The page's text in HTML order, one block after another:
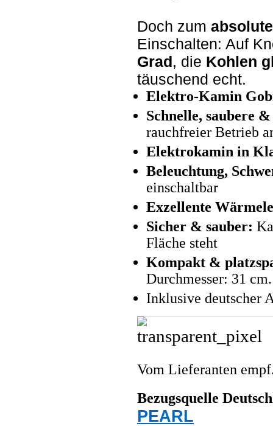
Doch zum
Einschalten: Auf
Grad, die Kohlen
täuschend echt.
Elektro-Kamin
Schnelle, saubere
rauchfreier Betrieb
Elektrokamin in
Beleuchtung,
einschaltbar
Exzellente
Sicher & sauber:
Fläche steht
Kompakt &
Durchmesser: 31
Inklusive deutscher
Vom Lieferanten
Bezugsquelle
PEARL